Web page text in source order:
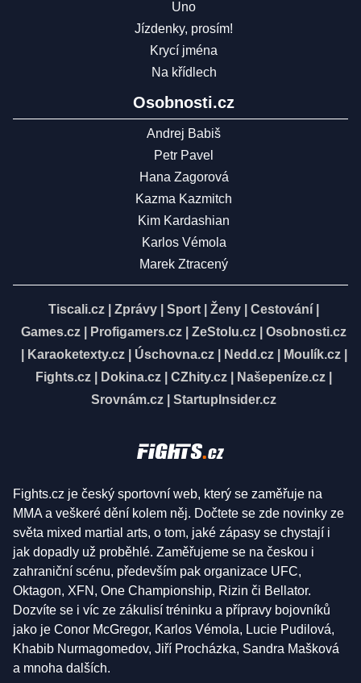
Uno
Jízdenky, prosím!
Krycí jména
Na křídlech
Osobnosti.cz
Andrej Babiš
Petr Pavel
Hana Zagorová
Kazma Kazmitch
Kim Kardashian
Karlos Vémola
Marek Ztracený
Tiscali.cz Zprávy Sport Ženy Cestování
Games.cz
Profigamers.cz ZeStolu.cz
Osobnosti.cz
Karaoketexty.cz| Úschovna.cz| Nedd.cz| Moulík.cz|
Fights.cz
Dokina.cz CZhity.cz Našepeníze.cz
Srovnám.cz
StartupInsider.cz
Fights.cz je český sportovní web, který se zaměřuje na
MMA a veškeré dění kolem něj. Dočtete se zde novinky ze
světa mixed martial arts, o tom, jaké zápasy se chystají i
jak dopadly už proběhlé. Zaměřujeme se na českou i
zahraniční scénu, především pak organizace UFC,
Oktagon, XFN, One Championship, Rizin či Bellator.
Dozvíte se i víc ze zákulisí tréninku a přípravy bojovníků
jako je Conor McGregor, Karlos Vémola, Lucie Pudilová,
Khabib Nurmagomedov, Jiří Procházka, Sandra Mašková
a mnoha dalších.